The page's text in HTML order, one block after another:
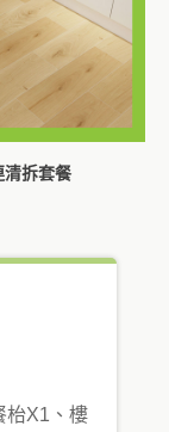
清拆套餐
枱X1、樓